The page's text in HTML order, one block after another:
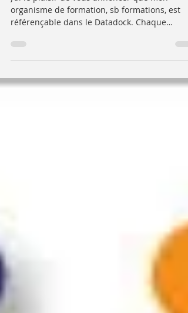
Datadock
J'ai le plaisir de vous annoncer que mon
organisme de formation, sb formations, est
financeur p